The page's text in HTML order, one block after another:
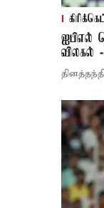
ஐபிஎல்
விலகல் -